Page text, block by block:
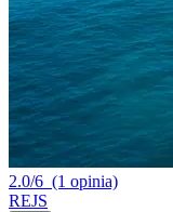
2.0/6 (1 opinia)
REJS